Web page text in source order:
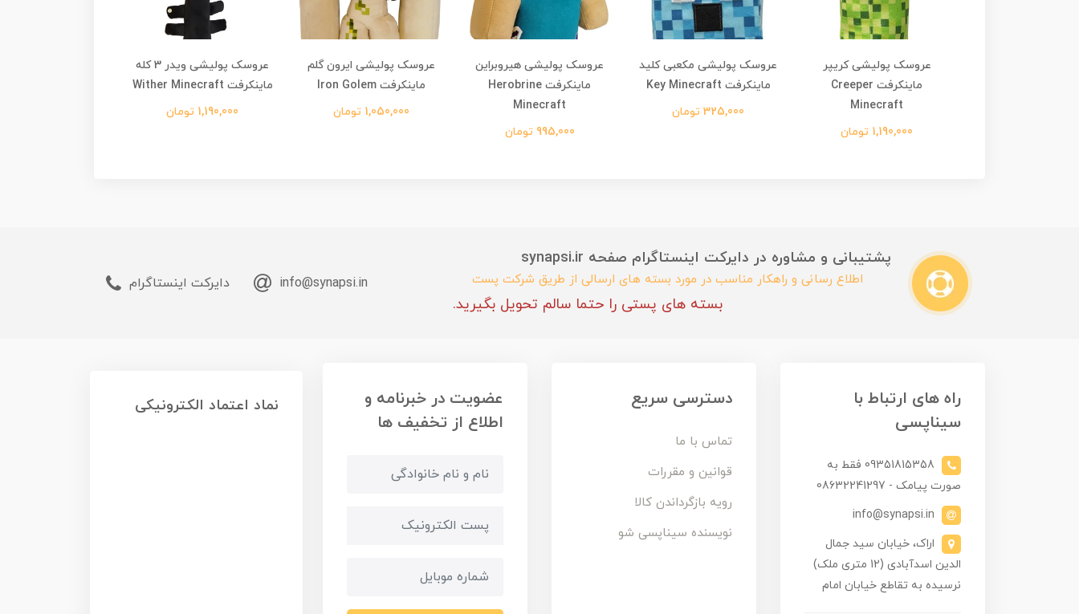
عروسک پولیشی کریپر
ماینکرفت Creeper
Minecraft
1,190,000 تومان
عروسک پولیشی مکعبی کلید
ماینکرفت Key Minecraft
325,000 تومان
عروسک پولیشی هیروبراین
ماینکرفت Herobrine
Minecraft
995,000 تومان
عروسک پولیشی ایرون گلم
ماینکرفت Iron Golem
1,050,000 تومان
عروسک پولیشی ویدر 3 کله
ماینکرفت Wither Minecraft
1,190,000 تومان
پشتیبانی و مشاوره در دایرکت اینستاگرام صفحه synapsi.ir
اطلاع رسانی و راهکار مناسب در مورد بسته های ارسالی از طریق شرکت پست
بسته های پستی را حتما سالم تحویل بگیرید.
info@synapsi.in دایرکت اینستاگرام
راه های ارتباط با
سیناپسی
09351815358 فقط به
صورت پیامک - 08632241297
info@synapsi.in
اراک، خیابان سید جمال
الدین اسدآبادی (12 متری ملک)
نرسیده به تقاطع خیابان امام
دسترسی سریع
تماس با ما
قوانین و مقررات
رویه بازگرداندن کالا
نویسنده سیناپسی شو
عضویت در خبرنامه و
اطلاع از تخفیف ها
نماد اعتماد الکترونیکی